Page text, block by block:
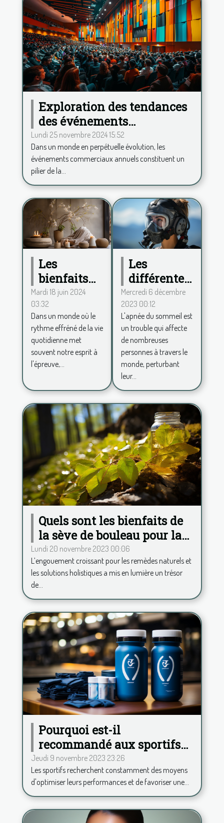
Exploration des tendances
des événements
commerciaux annuels et
leur impact
Lundi 25 novembre 2024 15:52
Dans un monde en perpétuelle évolution, les
événements commerciaux annuels constituent un
pilier de la...
Les
bienfaits
de la
décoration
zen pour
un espace
de vie
apaisant
Mardi 18 juin 2024
03:32
Dans un monde où le
rythme effréné de la vie
quotidienne met
souvent notre esprit à
l'épreuve,...
Les
différentes
formes
d'apnée du
sommeil
Mercredi 6 décembre
2023 00:12
L'apnée du sommeil est
un trouble qui affecte
de nombreuses
personnes à travers le
monde, perturbant
leur...
Quels sont les bienfaits de
la sève de bouleau pour la
santé ?
Lundi 20 novembre 2023 00:06
L’engouement croissant pour les remèdes naturels et
les solutions holistiques a mis en lumière un trésor
de...
Pourquoi est-il
recommandé aux sportifs
de consommer de la
phycocyanine ?
Jeudi 9 novembre 2023 23:26
Les sportifs recherchent constamment des moyens
d'optimiser leurs performances et de favoriser une...